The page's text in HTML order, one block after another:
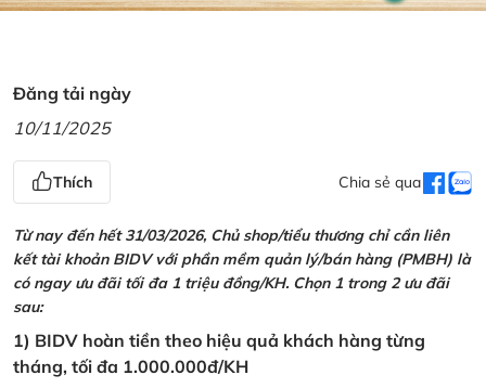
Đăng tải ngày
10/11/2025
Thích Chia sẻ qua
Từ nay đến hết 31/03/2026, Chủ shop/tiểu thương chỉ cần liên
kết tài khoản BIDV với phần mềm quản lý/bán hàng (PMBH) là
có ngay ưu đãi tối đa 1 triệu đồng/KH. Chọn 1 trong 2 ưu đãi
sau:
1) BIDV hoàn tiền theo hiệu quả khách hàng từng
tháng, tối đa 1.000.000đ/KH